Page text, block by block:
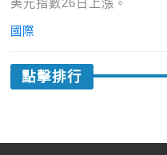
美元指數26日上漲。
國際
點擊排行